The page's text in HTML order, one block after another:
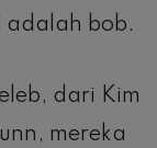
adalah bob.
dari Kim
mereka